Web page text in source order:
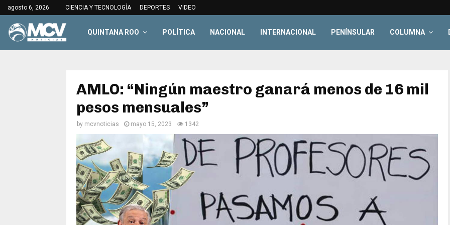
agosto 6, 2026 CIENCIA Y TECNOLOGÍA DEPORTES VIDEO
QUINTANA ROO POLÍTICA NACIONAL INTERNACIONAL PENÍNSULAR COLUMNA
AMLO: “Ningún maestro ganará menos de 16 mil
pesos mensuales”
by mcvnoticias mayo 15, 2023 1342